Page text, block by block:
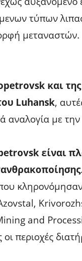
τύπων
μεταναστών.
και
Luhansk,
αναλογία με
είναι
.
and
περιοχές